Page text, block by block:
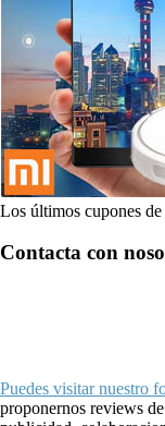
Los últimos cupones
Contacta con
Puedes visitar nuestro
proponernos reviews